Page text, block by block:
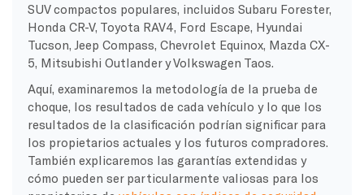
SUV compactos populares, incluidos Subaru Forester,
Honda CR-V, Toyota RAV4, Ford Escape, Hyundai
Tucson, Jeep Compass, Chevrolet Equinox, Mazda CX-
5, Mitsubishi Outlander y Volkswagen Taos.
Aquí, examinaremos la metodología de la prueba de
choque, los resultados de cada vehículo y lo que los
resultados de la clasificación podrían significar para
los propietarios actuales y los futuros compradores.
También explicaremos las garantías extendidas y
cómo pueden ser particularmente valiosas para los